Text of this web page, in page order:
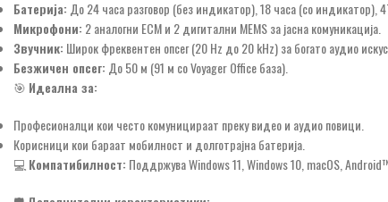
Батерија: До 24 часа разговор (без индикатор), 18 часа (со индикатор),
Микрофони: 2 аналогни ECM и 2 дигитални MEMS за јасна комуникација.
Звучник: Широк фреквентен опсег (20 Hz до 20 kHz) за богато аудио
Безжичен опсег: До 50 м (91 м со Voyager Office база).
🎯 Идеална за:
Професионалци кои често комуницираат преку видео и аудио повици.
Корисници кои бараат мобилност и долготрајна батерија.
💻 Компатибилност: Поддржува Windows 11, Windows 10, macOS,